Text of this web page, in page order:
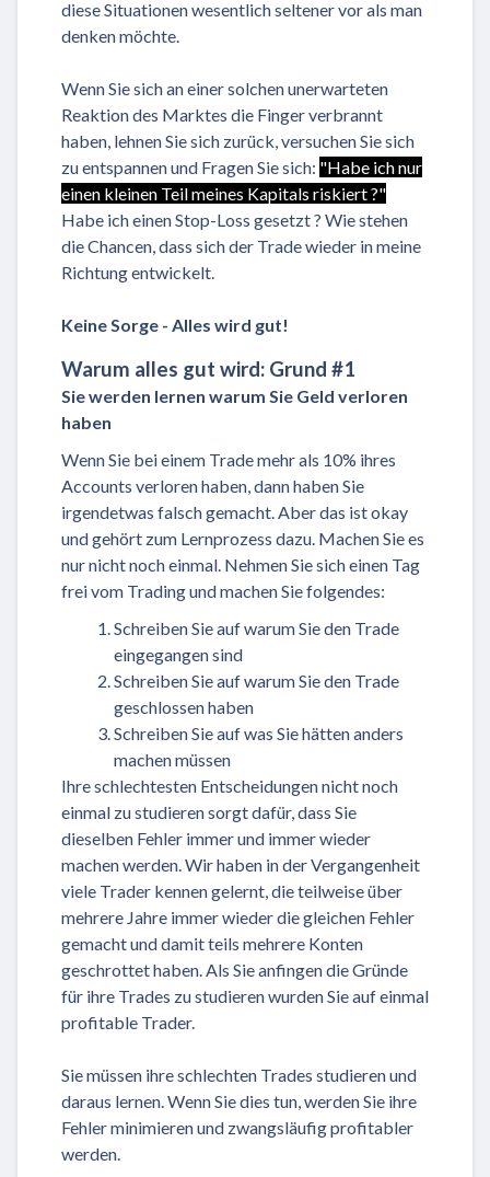
diese Situationen wesentlich seltener vor als man
denken möchte.
Wenn Sie sich an einer solchen unerwarteten
Reaktion des Marktes die Finger verbrannt
haben, lehnen Sie sich zurück, versuchen Sie sich
zu entspannen und Fragen Sie sich: "Habe ich nur
einen kleinen Teil meines Kapitals riskiert ?"
Habe ich einen Stop-Loss gesetzt ? Wie stehen
die Chancen, dass sich der Trade wieder in meine
Richtung entwickelt.
Keine Sorge - Alles wird gut!
Warum alles gut wird: Grund #1
Sie werden lernen warum Sie Geld verloren
haben
Wenn Sie bei einem Trade mehr als 10% ihres
Accounts verloren haben, dann haben Sie
irgendetwas falsch gemacht. Aber das ist okay
und gehört zum Lernprozess dazu. Machen Sie es
nur nicht noch einmal. Nehmen Sie sich einen Tag
frei vom Trading und machen Sie folgendes:
Schreiben Sie auf warum Sie den Trade
eingegangen sind
Schreiben Sie auf warum Sie den Trade
geschlossen haben
Schreiben Sie auf was Sie hätten anders
machen müssen
Ihre schlechtesten Entscheidungen nicht noch
einmal zu studieren sorgt dafür, dass Sie
dieselben Fehler immer und immer wieder
machen werden. Wir haben in der Vergangenheit
viele Trader kennen gelernt, die teilweise über
mehrere Jahre immer wieder die gleichen Fehler
gemacht und damit teils mehrere Konten
geschrottet haben. Als Sie anfingen die Gründe
für ihre Trades zu studieren wurden Sie auf einmal
profitable Trader.
Sie müssen ihre schlechten Trades studieren und
daraus lernen. Wenn Sie dies tun, werden Sie ihre
Fehler minimieren und zwangsläufig profitabler
werden.